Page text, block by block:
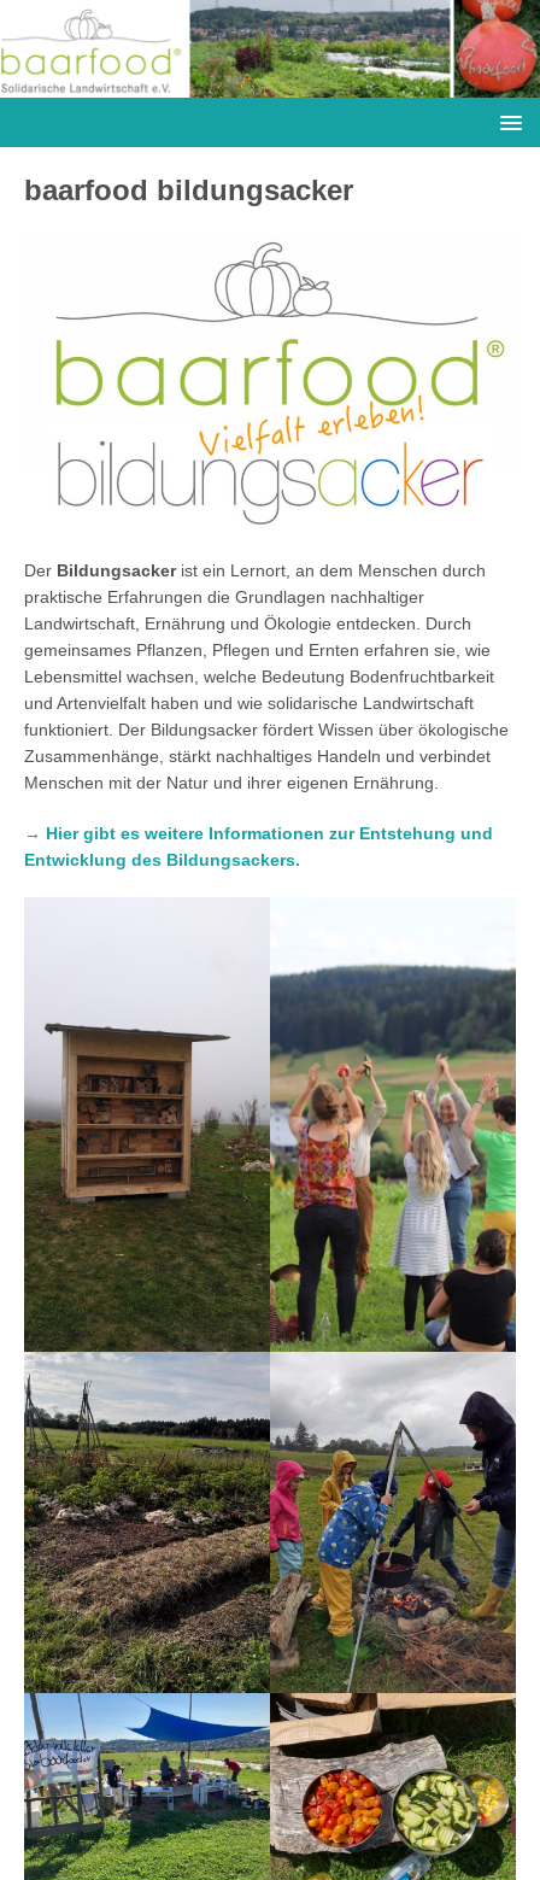
baarfood bildungsacker
Der Bildungsackerist ein Lernort, an dem Menschen durch
praktische Erfahrungen die Grundlagen nachhaltiger
Landwirtschaft, Ernährung und Ökologie entdecken. Durch
gemeinsames Pflanzen, Pflegen und Ernten erfahren sie, wie
Lebensmittel wachsen, welche Bedeutung Bodenfruchtbarkeit
und Artenvielfalt haben und wie solidarische Landwirtschaft
funktioniert. Der Bildungsacker fördert Wissen über ökologische
Zusammenhänge, stärkt nachhaltiges Handeln und verbindet
Menschen mit der Natur und ihrer eigenen Ernährung.
→ Hier gibt es weitere Informationen zur Entstehung und
Entwicklung des Bildungsackers.